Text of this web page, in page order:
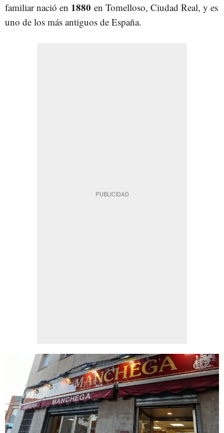
familiar nació en 1880 en Tomelloso, Ciudad Real, y es
uno de los más antiguos de España.